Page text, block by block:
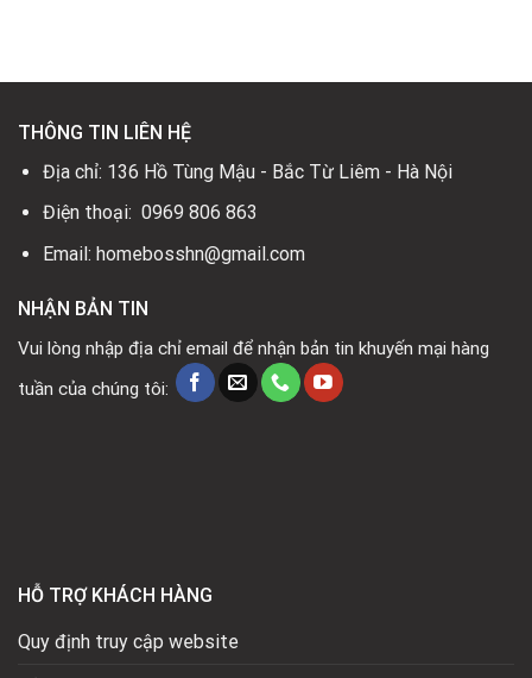
THÔNG TIN LIÊN HỆ
Địa chỉ: 136 Hồ Tùng Mậu - Bắc Từ Liêm - Hà Nội
Điện thoại: 0969 806 863
Email: homebosshn@gmail.com
NHẬN BẢN TIN
Vui lòng nhập địa chỉ email để nhận bản tin khuyến mại hàng
tuần của chúng tôi:
HỖ TRỢ KHÁCH HÀNG
Quy định truy cập website